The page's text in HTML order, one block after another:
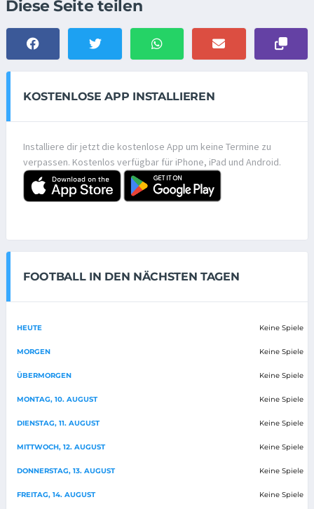
Diese Seite teilen
KOSTENLOSE APP INSTALLIEREN
Installiere dir jetzt die kostenlose App um keine Termine zu
verpassen. Kostenlos verfügbar für iPhone, iPad und Android.
FOOTBALL IN DEN NÄCHSTEN TAGEN
HEUTE Keine Spiele
MORGEN Keine Spiele
ÜBERMORGEN Keine Spiele
MONTAG, 10. AUGUST Keine Spiele
DIENSTAG, 11. AUGUST Keine Spiele
MITTWOCH, 12. AUGUST Keine Spiele
DONNERSTAG, 13. AUGUST Keine Spiele
FREITAG, 14. AUGUST Keine Spiele